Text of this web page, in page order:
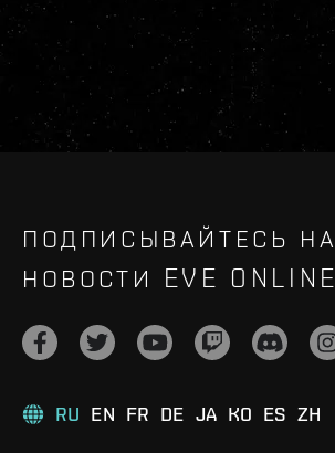
ПОДПИСЫВАЙТЕСЬ НА
НОВОСТИ EVE ONLINE
RU EN FR DE JA KO ES ZH